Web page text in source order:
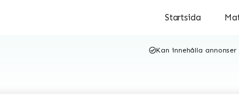
Startsida
Kan innehålla annonser